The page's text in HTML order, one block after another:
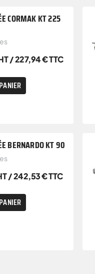
CORMAK KT 225
/227,94€TTC
BERNARDO KT 90
/242,53€TTC